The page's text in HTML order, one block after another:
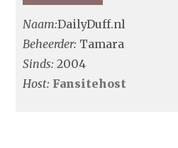
Naam:DailyDuff.nl
Beheerder: Tamara
Sinds: 2004
Host: Fansitehost